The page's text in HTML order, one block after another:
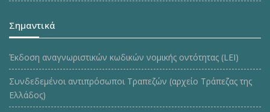
Σημαντικά
Έκδοση αναγνωριστικών κωδικών νομικής οντότητας (LEI)
Συνδεδεμένοι αντιπρόσωποι Τραπεζών (αρχείο Τράπεζας της
Ελλάδος)